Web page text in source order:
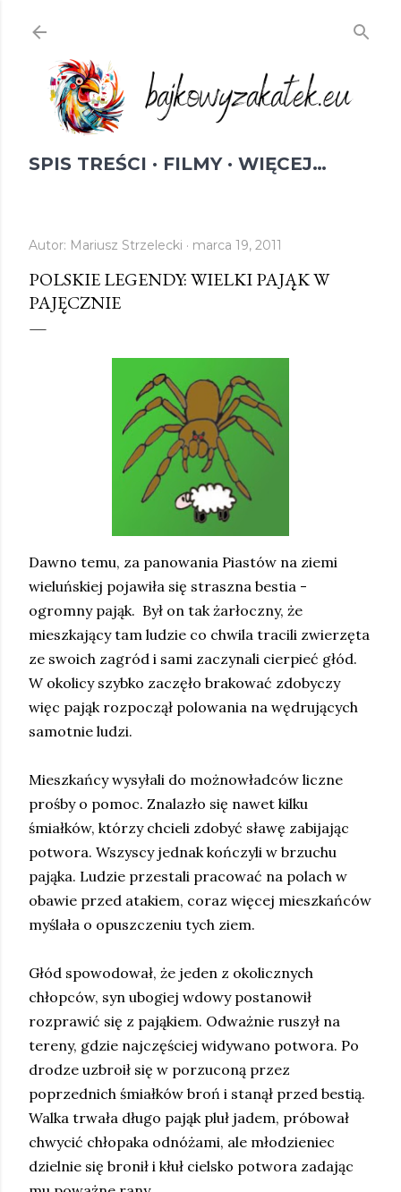
SPIS TREŚCI FILMY WIĘCEJ…
Autor: Mariusz Strzelecki marca 19, 2011
POLSKIE LEGENDY: WIELKI PAJĄK W
PAJĘCZNIE
Dawno temu, za panowania Piastów na ziemi
wieluńskiej pojawiła się straszna bestia -
ogromny pająk. Był on tak żarłoczny, że
mieszkający tam ludzie co chwila tracili zwierzęta
ze swoich zagród i sami zaczynali cierpieć głód.
W okolicy szybko zaczęło brakować zdobyczy
więc pająk rozpoczął polowania na wędrujących
samotnie ludzi.
Mieszkańcy wysyłali do możnowładców liczne
prośby o pomoc. Znalazło się nawet kilku
śmiałków, którzy chcieli zdobyć sławę zabijając
potwora. Wszyscy jednak kończyli w brzuchu
pająka. Ludzie przestali pracować na polach w
obawie przed atakiem, coraz więcej mieszkańców
myślała o opuszczeniu tych ziem.
Głód spowodował, że jeden z okolicznych
chłopców, syn ubogiej wdowy postanowił
rozprawić się z pająkiem. Odważnie ruszył na
tereny, gdzie najczęściej widywano potwora. Po
drodze uzbroił się w porzuconą przez
poprzednich śmiałków broń i stanął przed bestią.
Walka trwała długo pająk pluł jadem, próbował
chwycić chłopaka odnóżami, ale młodzieniec
dzielnie się bronił i kłuł cielsko potwora zadając